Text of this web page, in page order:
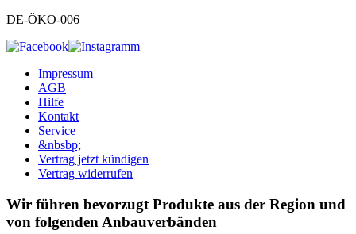
DE-ÖKO-006
Impressum
AGB
Hilfe
Kontakt
Service
&nbsbp;
Vertrag jetzt kündigen
Vertrag widerrufen
Wir führen bevorzugt Produkte aus der Region und
von folgenden Anbauverbänden